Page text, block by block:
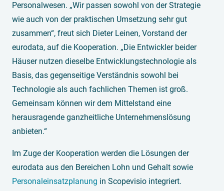
Personalwesen. „Wir passen sowohl von der Strategie
wie auch von der praktischen Umsetzung sehr gut
zusammen“, freut sich Dieter Leinen, Vorstand der
eurodata, auf die Kooperation. „Die Entwickler beider
Häuser nutzen dieselbe Entwicklungstechnologie als
Basis, das gegenseitige Verständnis sowohl bei
Technologie als auch fachlichen Themen ist groß.
Gemeinsam können wir dem Mittelstand eine
herausragende ganzheitliche Unternehmenslösung
anbieten.“
Im Zuge der Kooperation werden die Lösungen der
eurodata aus den Bereichen Lohn und Gehalt sowie
Personaleinsatzplanung in Scopevisio integriert.